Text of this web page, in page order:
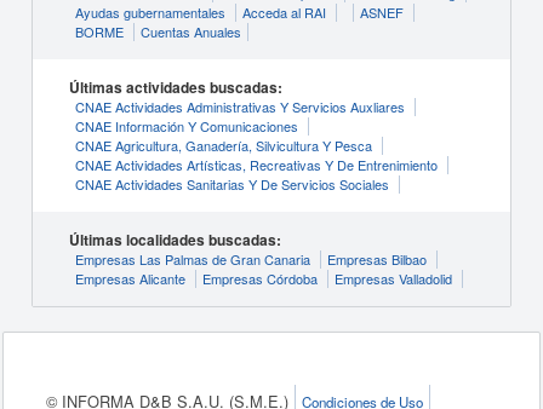
Ayudas gubernamentales
Acceda al RAI
ASNEF
BORME
Cuentas Anuales
Últimas actividades buscadas:
CNAE Actividades Administrativas Y Servicios Auxliares
CNAE Información Y Comunicaciones
CNAE Agricultura, Ganadería, Silvicultura Y Pesca
CNAE Actividades Artísticas, Recreativas Y De Entrenimiento
CNAE Actividades Sanitarias Y De Servicios Sociales
Últimas localidades buscadas:
Empresas Las Palmas de Gran Canaria
Empresas Bilbao
Empresas Alicante
Empresas Córdoba Empresas Valladolid
© INFORMA D&B S.A.U. (S.M.E.) Condiciones de Uso